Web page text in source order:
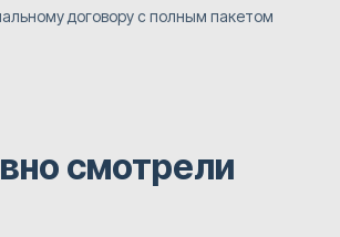
договору с полным пакетом
смотрели